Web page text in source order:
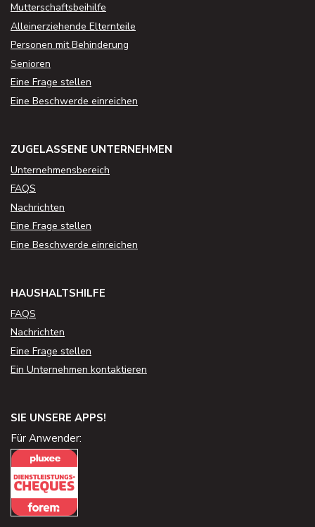
Mutterschaftsbeihilfe
Alleinerziehende Elternteile
Personen mit Behinderung
Senioren
Eine Frage stellen
Eine Beschwerde einreichen
ZUGELASSENE UNTERNEHMEN
Unternehmensbereich
FAQS
Nachrichten
Eine Frage stellen
Eine Beschwerde einreichen
HAUSHALTSHILFE
FAQS
Nachrichten
Eine Frage stellen
Ein Unternehmen kontaktieren
SIE UNSERE APPS!
Für Anwender: